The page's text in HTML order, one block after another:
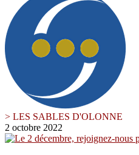
> LES SABLES D'OLONNE
2 octobre 2022